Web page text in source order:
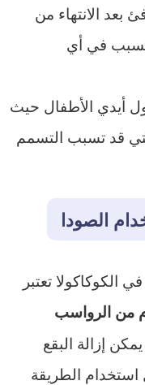
بعد الانتهاء من
في أي
أيدي الأطفال حيث
قد تسبب التسمم
الصودا
الكوكاكولا تعتبر
من الرواسب
إزالة البقع
الطريقة